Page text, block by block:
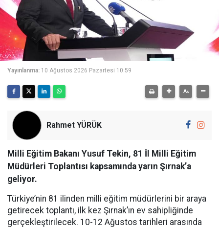
Yayınlanma: 10 Ağustos 2026 Pazartesi 10:59
Rahmet YÜRÜK
Milli Eğitim Bakanı Yusuf Tekin, 81 İl Milli Eğitim
Müdürleri Toplantısı kapsamında yarın Şırnak’a
geliyor.
Türkiye’nin 81 ilinden milli eğitim müdürlerini bir araya
getirecek toplantı, ilk kez Şırnak’ın ev sahipliğinde
gerçekleştirilecek. 10-12 Ağustos tarihleri arasında